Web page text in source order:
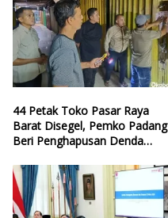
44 Petak Toko Pasar Raya
Barat Disegel, Pemko Padang
Beri Penghapusan Denda